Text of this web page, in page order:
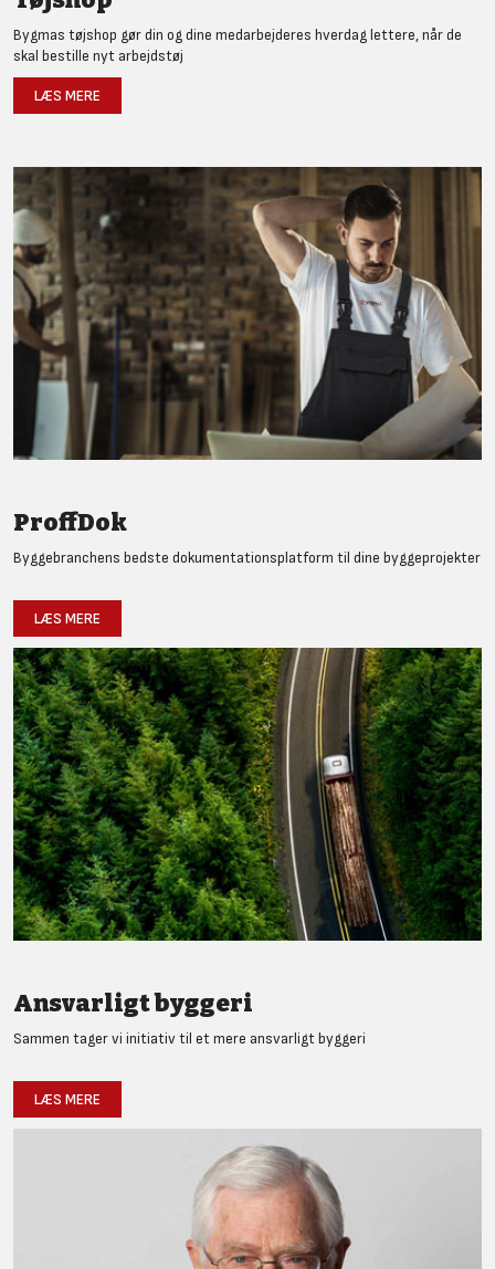
Bygmas tøjshop gør din og dine medarbejderes hverdag lettere, når de
skal bestille nyt arbejdstøj
LÆS MERE
ProffDok
Byggebranchens bedste dokumentationsplatform til dine byggeprojekter
LÆS MERE
Ansvarligt byggeri
Sammen tager vi initiativ til et mere ansvarligt byggeri
LÆS MERE